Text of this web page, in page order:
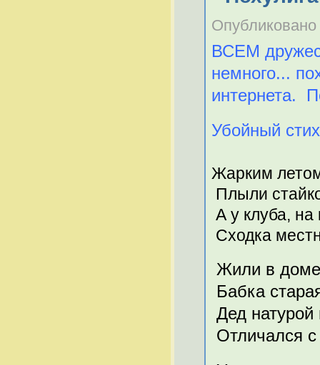
ВСЕМ
немного...
интернета.
Убойный стих
Жарким
Плыли
А у клуба, на
Сходка
Жили в
Бабка
Дед
Отличался